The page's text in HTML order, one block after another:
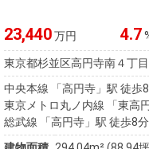
23,440万円 4.7
東京都杉並区高円寺南４丁目
中央本線 「高円寺」駅 徒歩
東京メトロ丸ノ内線 「東高
総武線 「高円寺」駅 徒歩8分